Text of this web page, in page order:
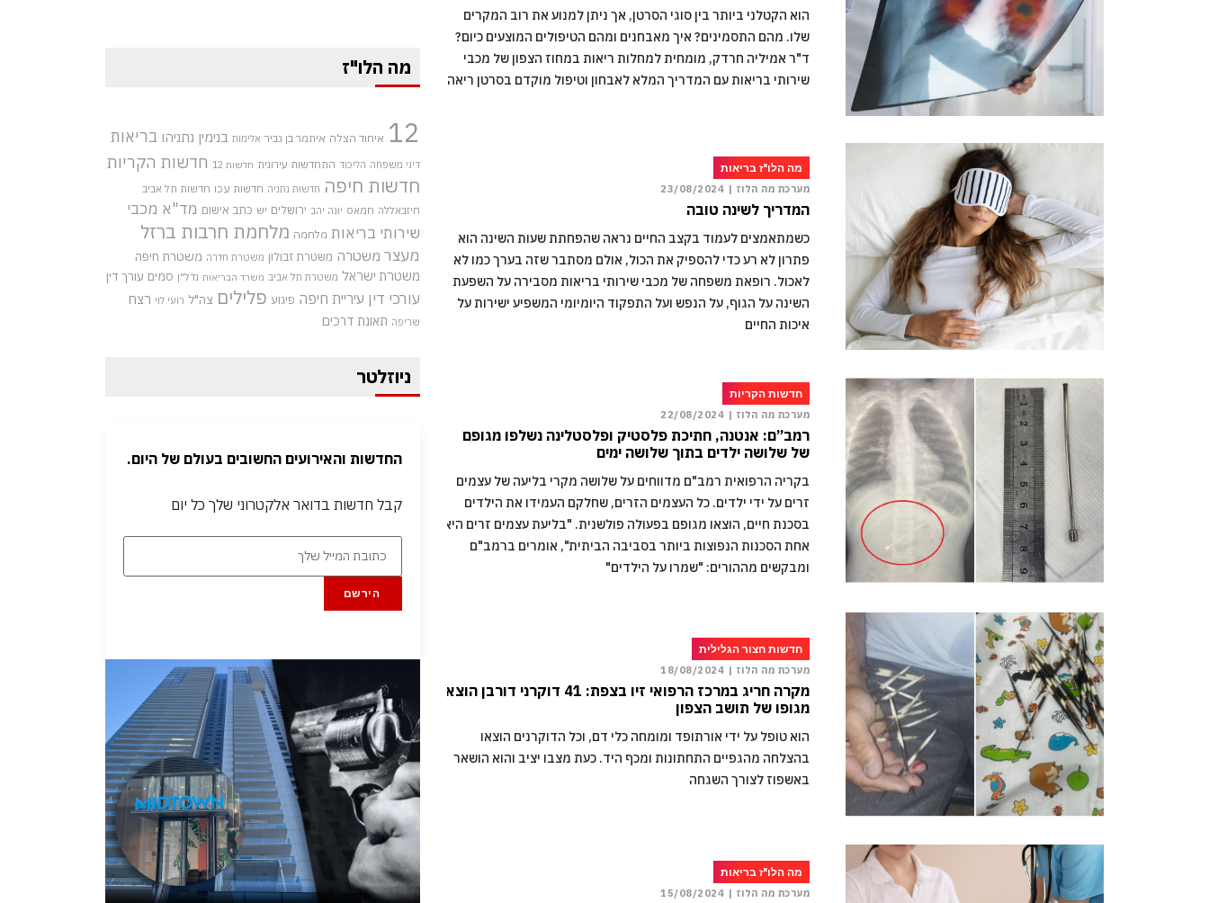
הוא הקטלני ביותר בין סוגי הסרטן, אך ניתן למנוע את רוב המקרים
שלו. מהם התסמינים? איך מאבחנים ומהם הטיפולים המוצעים כיום?
ד"ר אמיליה חרדק, מומחית למחלות ריאות במחוז הצפון של מכבי
שירותי בריאות עם המדריך המלא לאבחון וטיפול מוקדם בסרטן ריאה
מה הלו"ז בריאות
מערכת מה הלוז | 23/08/2024
המדריך לשינה טובה
כשמתאמצים לעמוד בקצב החיים נראה שהפחתת שעות השינה הוא
פתרון לא רע כדי להספיק את הכול, אולם מסתבר שזה בערך כמו לא
לאכול. רופאת משפחה של מכבי שירותי בריאות מסבירה על השפעת
השינה על הגוף, על הנפש ועל התפקוד היומיומי המשפיע ישירות על
איכות החיים
חדשות הקריות
מערכת מה הלוז | 22/08/2024
רמב”ם: אנטנה, חתיכת פלסטיק ופלסטלינה נשלפו מגופם
של שלושה ילדים בתוך שלושה ימים
בקריה הרפואית רמב"ם מדווחים על שלושה מקרי בליעה של עצמים
זרים על ידי ילדים. כל העצמים הזרים, שחלקם העמידו את הילדים
בסכנת חיים, הוצאו מגופם בפעולה פולשנית. "בליעת עצמים זרים היא
אחת הסכנות הנפוצות ביותר בסביבה הביתית", אומרים ברמב"ם
ומבקשים מההורים: "שמרו על הילדים"
חדשות חצור הגלילית
מערכת מה הלוז | 18/08/2024
מקרה חריג במרכז הרפואי זיו בצפת: 41 דוקרני דורבן הוצאו
מגופו של תושב הצפון
הוא טופל על ידי אורתופד ומומחה כלי דם, וכל הדוקרנים הוצאו
בהצלחה מהגפיים התחתונות ומכף היד. כעת מצבו יציב והוא הושאר
באשפוז לצורך השגחה
מה הלו"ז בריאות
מערכת מה הלוז | 15/08/2024
מה הלו"ז
12 איחוד הצלה איתמר בן גביר אלימות בנימין נתניהו בריאות
דיני משפחה הליכוד התחדשות עירונית חדשות 12 חדשות הקריות
חדשות חיפה חדשות נתניה חדשות עכו חדשות תל אביב
חיזבאללה חמאס יונה יהב ירושלים יש כתב אישום מד"א מכבי
שירותי בריאות מלחמה מלחמת חרבות ברזל
מעצר משטרה משטרת זבולון משטרת חדרה משטרת חיפה
משטרת ישראל משטרת תל אביב משרד הבריאות נדל"ן סמים עורך דין
עורכי דין עיריית חיפה פיגוע פלילים צה"ל רועי לוי רצח
שריפה תאונת דרכים
ניוזלטר
החדשות והאירועים החשובים בעולם של היום.
קבל חדשות בדואר אלקטרוני שלך כל יום
הירשם